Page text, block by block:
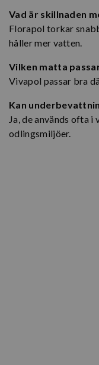
Vad är skillnaden
Florapol torkar
håller mer vatten.
Vilken matta
Vivapol passar bra
Kan
Ja, de används ofta
odlingsmiljöer.